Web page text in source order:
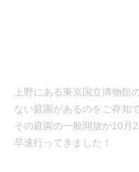
上野にある東京国立博物館
ない庭園があるのをご存知
その庭園の一般開放が10月
早速行ってきました！